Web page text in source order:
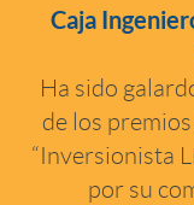
a
Caja
Ha sido
de los
“Inversionista
por su